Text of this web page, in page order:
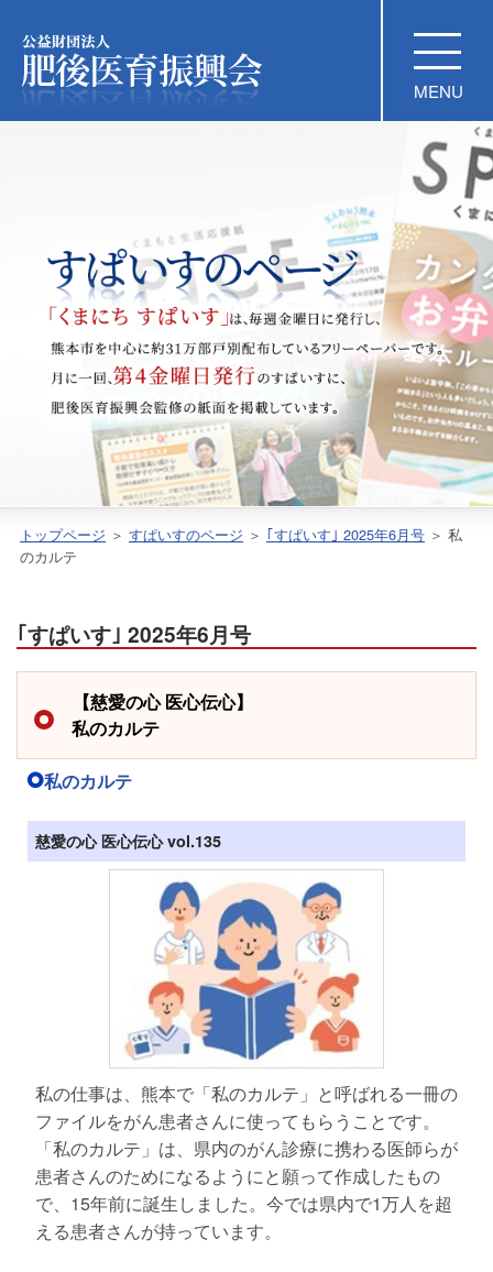
公益財団法人 肥後医育振興
トップページ ＞ すぱいすのページ ＞ ｢すぱいす｣ 2025年6月号 ＞ 私
のカルテ
｢すぱいす｣ 2025年6月号
【慈愛の心 医心伝心】
私のカルテ
私のカルテ
慈愛の心 医心伝心 vol.135
私の仕事は、熊本で「私のカルテ」と呼ばれる一冊の
ファイルをがん患者さんに使ってもらうことです。
「私のカルテ」は、県内のがん診療に携わる医師らが
患者さんのためになるようにと願って作成したもの
で、15年前に誕生しました。今では県内で1万人を超
える患者さんが持っています。